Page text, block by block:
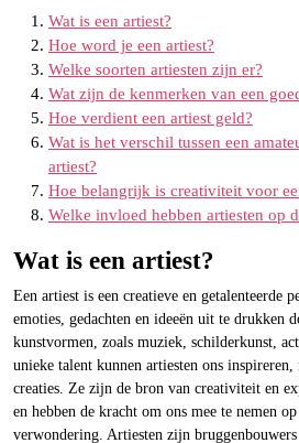
Wat is een artiest?
Hoe word je een artiest?
Welke soorten artiesten zijn er?
Wat zijn de kenmerken van een
Hoe verdient een artiest geld?
Wat is het verschil tussen een
artiest?
Hoe belangrijk is creativiteit voor
Welke invloed hebben artiesten op
Wat is een artiest?
Een artiest is een creatieve en getalenteerde
emoties, gedachten en ideeën uit te drukken
kunstvormen, zoals muziek, schilderkunst,
unieke talent kunnen artiesten ons
creaties. Ze zijn de bron van creativiteit en
en hebben de kracht om ons mee te nemen
verwondering. Artiesten zijn bruggenbouwers